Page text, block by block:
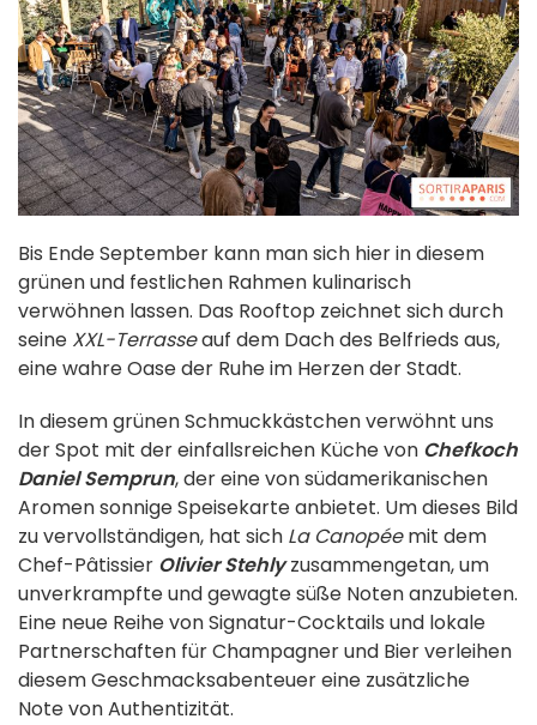
Bis Ende September kann man sich hier in diesem
grünen und festlichen Rahmen kulinarisch
verwöhnen lassen. Das Rooftop zeichnet sich durch
seine XXL-Terrasseauf dem Dach des Belfrieds aus,
eine wahre Oase der Ruhe im Herzen der Stadt.
In diesem grünen Schmuckkästchen verwöhnt uns
der Spot mit der einfallsreichen Küche von Chefkoch
Daniel Semprun, der eine von südamerikanischen
Aromen sonnige Speisekarte anbietet. Um dieses Bild
zu vervollständigen, hat sich La Canopéemit dem
Chef-Pâtissier Olivier Stehlyzusammengetan, um
unverkrampfte und gewagte süße Noten anzubieten.
Eine neue Reihe von Signatur-Cocktails und lokale
Partnerschaften für Champagner und Bier verleihen
diesem Geschmacksabenteuer eine zusätzliche
Note von Authentizität.